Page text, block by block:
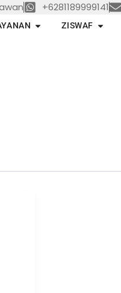
+6281189999141
Open LAYANAN
ZISWAF